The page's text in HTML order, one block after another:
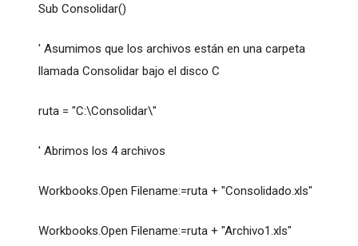
Sub Consolidar()
' Asumimos que los archivos están en una carpeta
llamada Consolidar bajo el disco C
ruta = "C:\Consolidar\"
' Abrimos los 4 archivos
Workbooks.Open Filename:=ruta + "Consolidado.xls"
Workbooks.Open Filename:=ruta + "Archivo1.xls"